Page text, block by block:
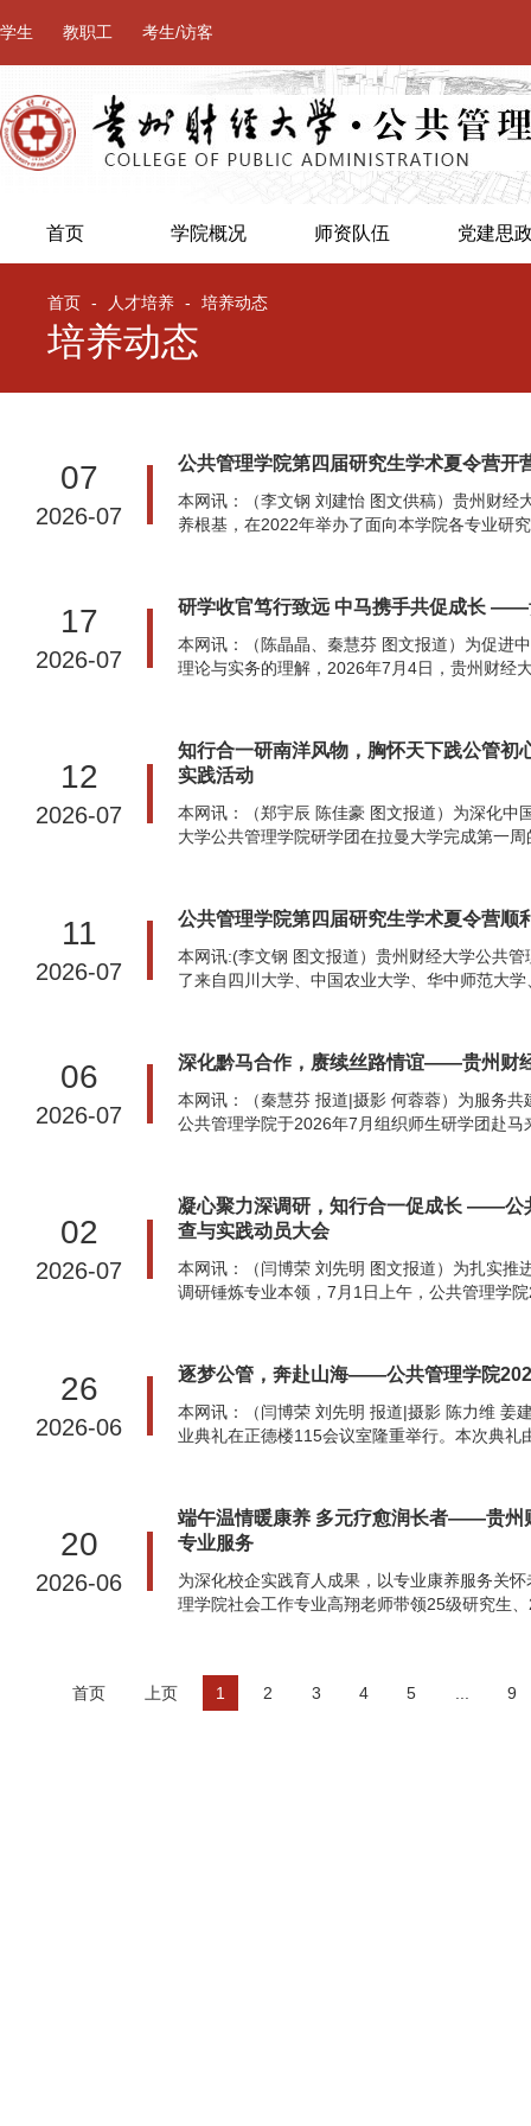
学生 教职工 考生/访客
首页 学院概况 师资队伍 党建思
首页 - 人才培养 - 培养动态
培养动态
07
2026-07
公共管理学院第四届研究生学术夏令营开
本网讯：（李文钢 刘建怡 图文供稿）贵州财经
养根基，在2022年举办了面向本学院各专业研
17
2026-07
研学收官笃行致远 中马携手共促成长 ——
本网讯：（陈晶晶、秦慧芬 图文报道）为促进
理论与实务的理解，2026年7月4日，贵州财经
12
2026-07
知行合一研南洋风物，胸怀天下践公管
实践活动
本网讯：（郑宇辰 陈佳豪 图文报道）为深化
大学公共管理学院研学团在拉曼大学完成第一
11
2026-07
公共管理学院第四届研究生学术夏令营顺
本网讯:(李文钢 图文报道）贵州财经大学公共
了来自四川大学、中国农业大学、华中师范大
06
2026-07
深化黔马合作，赓续丝路情谊——贵州财
本网讯：（秦慧芬 报道|摄影 何蓉蓉）为服务
公共管理学院于2026年7月组织师生研学团赴
02
2026-07
凝心聚力深调研，知行合一促成长 ——公
查与实践动员大会
本网讯：（闫博荣 刘先明 图文报道）为扎实推
调研锤炼专业本领，7月1日上午，公共管理学
26
2026-06
逐梦公管，奔赴山海——公共管理学院
本网讯：（闫博荣 刘先明 报道|摄影 陈力维 姜
业典礼在正德楼115会议室隆重举行。本次典
20
2026-06
端午温情暖康养 多元疗愈润长者——贵州
专业服务
为深化校企实践育人成果，以专业康养服务关
理学院社会工作专业高翔老师带领25级研究生
首页 上页 1 2 3 4 5 9